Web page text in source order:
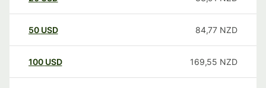
50 USD 84,77 NZD
100 USD 169,55 NZD